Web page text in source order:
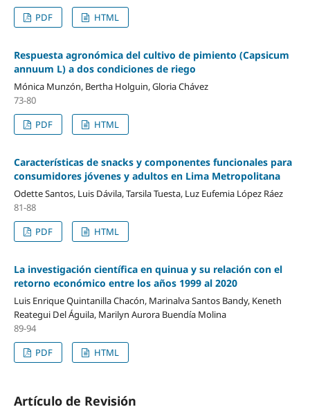
PDF
HTML
Respuesta agronómica del cultivo de pimiento (Capsicum
annuum L) a dos condiciones de riego
Mónica Munzón, Bertha Holguin, Gloria Chávez
73-80
PDF
HTML
Características de snacks y componentes funcionales para
consumidores jóvenes y adultos en Lima Metropolitana
Odette Santos, Luis Dávila, Tarsila Tuesta, Luz Eufemia López Ráez
81-88
PDF
HTML
La investigación científica en quinua y su relación con el
retorno económico entre los años 1999 al 2020
Luis Enrique Quintanilla Chacón, Marinalva Santos Bandy, Keneth
Reategui Del Águila, Marilyn Aurora Buendía Molina
89-94
PDF
HTML
Artículo de Revisión